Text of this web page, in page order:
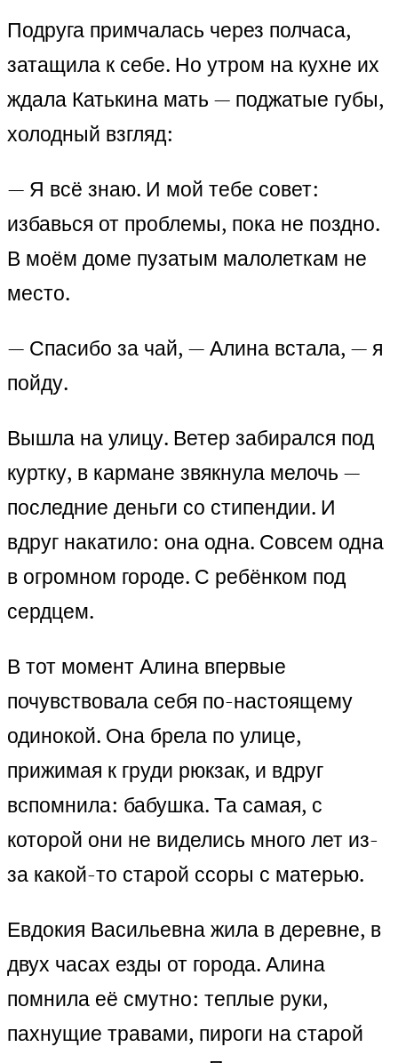
Подруга примчалась через полчаса,
затащила к себе. Но утром на кухне их
ждала Катькина мать — поджатые губы,
холодный взгляд:
— Я всё знаю. И мой тебе совет:
избавься от проблемы, пока не поздно.
В моём доме пузатым малолеткам не
место.
— Спасибо за чай, — Алина встала, — я
пойду.
Вышла на улицу. Ветер забирался под
куртку, в кармане звякнула мелочь —
последние деньги со стипендии. И
вдруг накатило: она одна. Совсем одна
в огромном городе. С ребёнком под
сердцем.
В тот момент Алина впервые
почувствовала себя по-настоящему
одинокой. Она брела по улице,
прижимая к груди рюкзак, и вдруг
вспомнила: бабушка. Та самая, с
которой они не виделись много лет из-
за какой-то старой ссоры с матерью.
Евдокия Васильевна жила в деревне, в
двух часах езды от города. Алина
помнила её смутно: теплые руки,
пахнущие травами, пироги на старой